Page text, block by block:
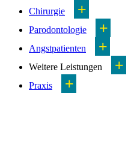
Chirurgie +
Parodontologie +
Angstpatienten +
Weitere Leistungen +
Praxis +